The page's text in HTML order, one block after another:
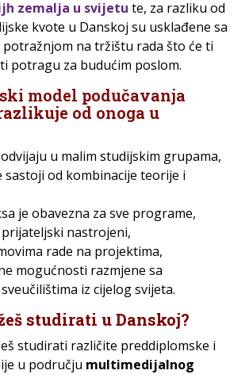
zemalja u svijetu te, za razliku od
kvote u Danskoj su usklađene sa
potražnjom na tržištu rada što će ti
potragu za budućim poslom.
model podučavanja
od onoga u
u malim studijskim grupama,
sastoji od kombinacije teorije i
je obavezna za sve programe,
nastrojeni,
rade na projektima,
mogućnosti razmjene sa
iz cijelog svijeta.
studirati u Danskoj?
studirati različite preddiplomske i
u području multimedijalnog